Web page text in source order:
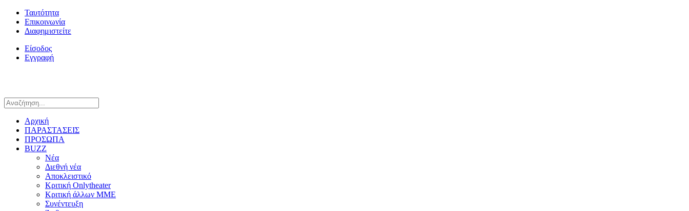
Ταυτότητα
Επικοινωνία
Διαφημιστείτε
Είσοδος
Εγγραφή
Αρχική
ΠΑΡΑΣΤΑΣΕΙΣ
ΠΡΟΣΩΠΑ
BUZZ
Νέα
Διεθνή νέα
Αποκλειστικό
Κριτική Onlytheater
Κριτική άλλων ΜΜΕ
Συνέντευξη